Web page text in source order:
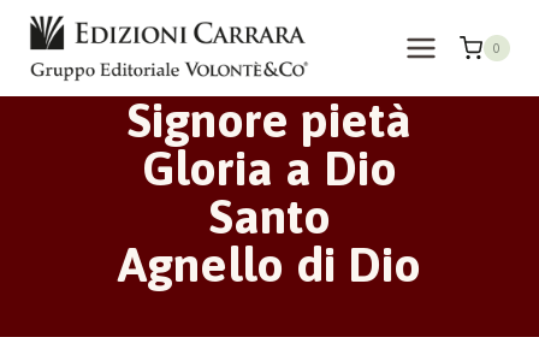
Salta
contenuto
0
Signore pietà
Gloria a Dio
Santo
Agnello di Dio